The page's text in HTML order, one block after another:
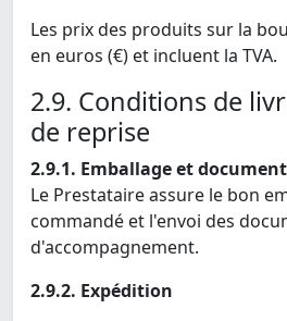
Les prix des produits sur la
en euros (€) et incluent la TVA.
2.9. Conditions de
de reprise
2.9.1. Emballage et
Le Prestataire assure le bon
commandé et l'envoi des
d'accompagnement.
2.9.2. Expédition